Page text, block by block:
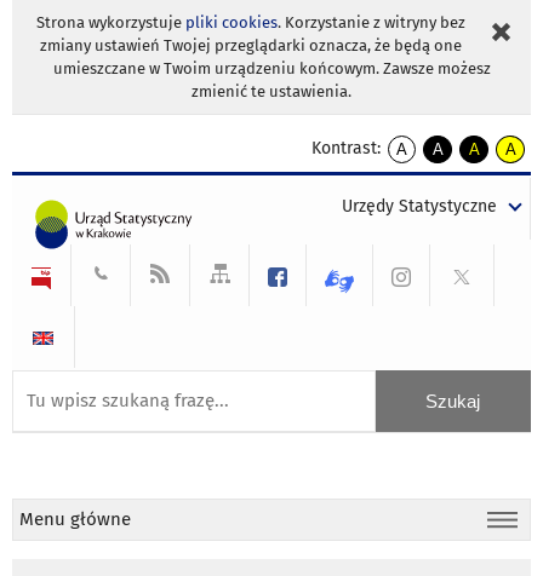
Strona wykorzystuje pliki cookies. Korzystanie z witryny bez
zmiany ustawień Twojej przeglądarki oznacza, że będą one
umieszczane w Twoim urządzeniu końcowym. Zawsze możesz
zmienić te ustawienia.
Kontrast:
A
kontrast
A
kontrast
tekst
czarnym
A
kontrast
tekst
czarnym
A
tekst
żółtym
Urzędy Statystyczne
Menu główne